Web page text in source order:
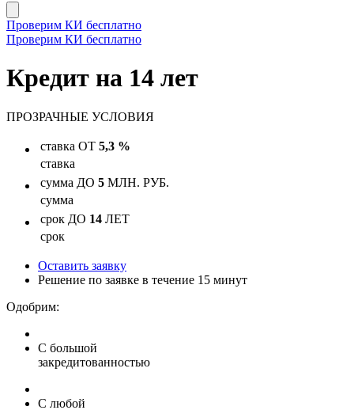
Проверим КИ бесплатно
Проверим КИ бесплатно
Кредит на 14 лет
ПРОЗРАЧНЫЕ УСЛОВИЯ
ставка ОТ 5,3 %
ставка
сумма ДО 5 МЛН. РУБ.
сумма
срок ДО 14 ЛЕТ
срок
Оставить заявку
Решение по заявке в течение 15 минут
Одобрим:
С большой
закредитованностью
С любой